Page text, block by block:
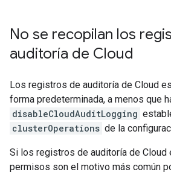
No se recopilan los
auditoría de Cloud
Los registros de auditoría de Cloud
forma predeterminada, a menos que
disableCloudAuditLogging
clusterOperations de la
Si los registros de auditoría de Cloud
permisos son el motivo más común